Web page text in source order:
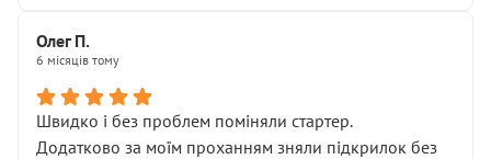
Олег П.
6 місяців тому
Швидко і без проблем поміняли стартер.
Додатково за моїм проханням зняли підкрилок без